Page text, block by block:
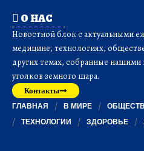
О НАС
Новостной блок с актуальными
медицине, технологиях,
других темах, собранные
уголков земного шара.
Контакты
ГЛАВНАЯ В МИРЕ
ТЕХНОЛОГИИ
ЗДОРОВЬЕ